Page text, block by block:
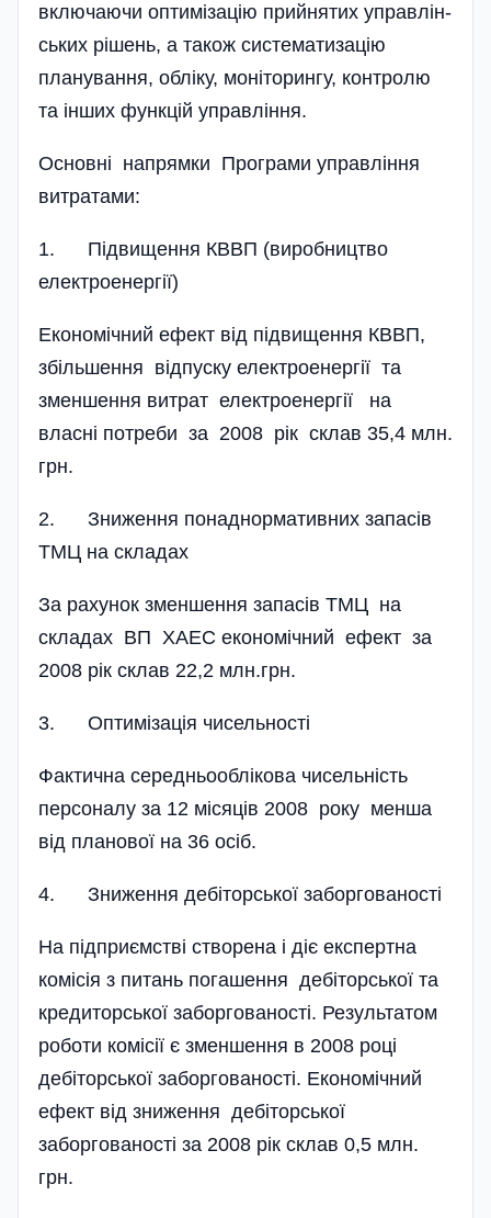
включаючи оптимізацію прийнятих управлін­
ських рішень, а також систематизацію
планування, обліку, моніторингу, контролю
та інших функцій управління.
Основні напрямки Програми управління
витратами:
1. Підвищення КВВП (виробництво
електроенергії)
Економічний ефект від підвищення КВВП,
збільшення відпуску електроенергії та
зменшення витрат електроенергії на
власні потреби за 2008 рік склав 35,4 млн.
грн.
2. Зниження понаднормативних запасів
ТМЦ на складах
За рахунок зменшення запасів ТМЦ на
складах ВП ХАЕС економіч­ний ефект за
2008 рік склав 22,2 млн.грн.
3. Оптимізація чисельності
Фактична середньооблікова чисельність
персоналу за 12 місяців 2008 року менша
від планової на 36 осіб.
4. Зниження дебіторської заборгованості
На підприємстві створена і діє експертна
комісія з питань погашення дебіторської та
кредиторської заборгованості. Результатом
роботи комісії є зменшення в 2008 році
дебіторської заборгованості. Економічний
ефект від зни­ження дебіторської
заборгованості за 2008 рік склав 0,5 млн.
грн.